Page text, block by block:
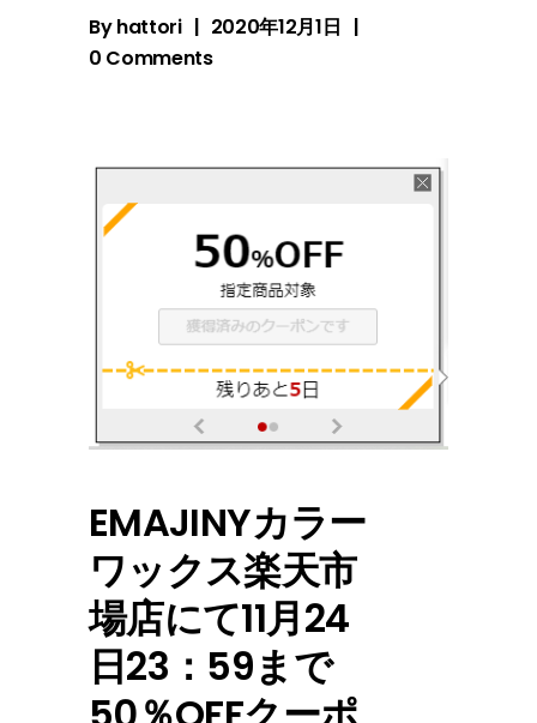
Byhattori
2020年12月1日
0 Comments
EMAJINYカラー
ワックス楽天市
場店にて11月24
日23：59まで